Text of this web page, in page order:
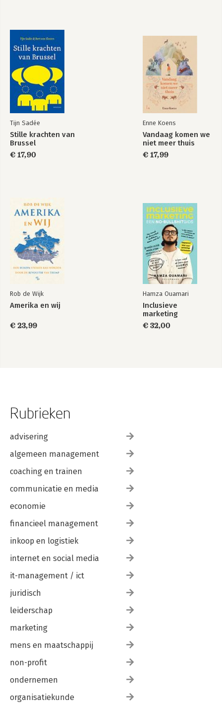
Het is oorlog maar
niemand die het
ziet
Bekijk alle boeken
Tijn Sadée
Stille krachten van
Brussel
€ 17,90
Enne Koens
Vandaag komen we
niet meer thuis
€ 17,99
Rob de Wijk
Amerika en wij
€ 23,99
Hamza Ouamari
Inclusieve
marketing
€ 32,00
Rubrieken
advisering
algemeen management
coaching en trainen
communicatie en media
economie
financieel management
inkoop en logistiek
internet en social media
it-management / ict
juridisch
leiderschap
marketing
mens en maatschappij
non-profit
ondernemen
organisatiekunde